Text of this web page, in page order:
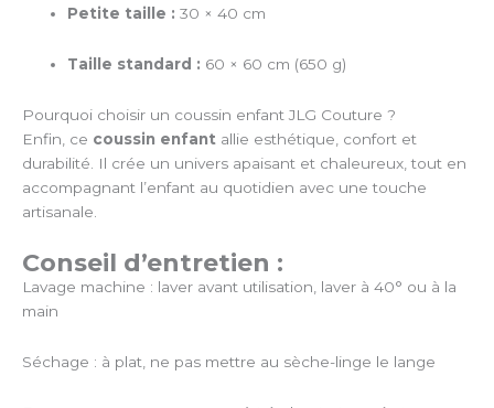
Petite taille : 30 × 40 cm
Taille standard : 60 × 60 cm (650 g)
Pourquoi choisir un coussin enfant JLG Couture ?
Enfin, ce coussin enfant allie esthétique, confort et
durabilité. Il crée un univers apaisant et chaleureux, tout en
accompagnant l’enfant au quotidien avec une touche
artisanale.
Conseil d’entretien :
Lavage machine : laver avant utilisation, laver à 40° ou à la
main
Séchage : à plat, ne pas mettre au sèche-linge le lange